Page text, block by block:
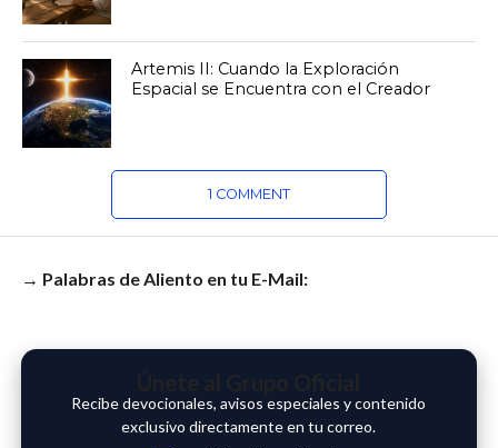
Artemis II: Cuando la Exploración
Espacial se Encuentra con el Creador
1 COMMENT
→ Palabras de Aliento en tu E-Mail:
Recibe devocionales, avisos especiales y contenido
exclusivo directamente en tu correo.